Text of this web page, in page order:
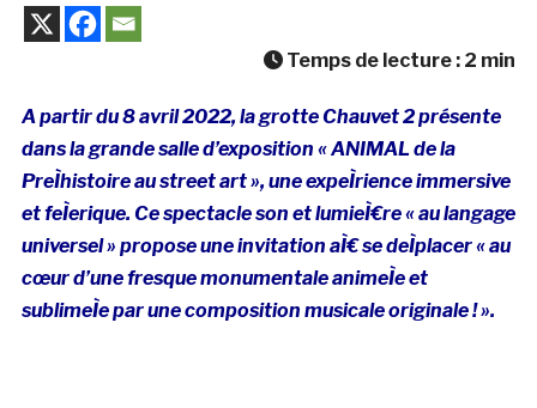
Temps de lecture : 2 min
A partir du 8 avril 2022, la grotte Chauvet 2 présente
dans la grande salle d’exposition « ANIMAL de la
PreÌhistoire au street art », une expeÌrience immersive
et feÌerique. Ce spectacle son et lumieÌ€re « au langage
universel » propose une invitation aÌ€ se deÌplacer « au
cœur d’une fresque monumentale animeÌe et
sublimeÌe par une composition musicale originale ! ».